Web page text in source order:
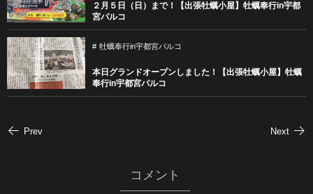
２月５日（日）まで！【出張牡蠣小屋】牡蠣奉行in宇都
宮パルコ
牡蠣奉行in宇都宮パルコ
本日グランドオープンしました！【出張牡蠣小屋】牡蠣
奉行in宇都宮パルコ
Prev Next
コメント